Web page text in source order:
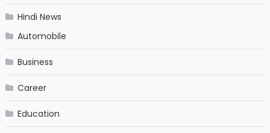
Hindi News
Automobile
Business
Career
Education